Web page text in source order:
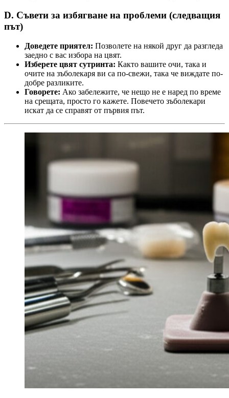
D. Съвети за избягване на проблеми (следващия
път)
Доведете приятел: Позволете на някой друг да разгледа
заедно с вас избора на цвят.
Изберете цвят сутринта: Както вашите очи, така и
очите на зъболекаря ви са по-свежи, така че виждате по-
добре разликите.
Говорете: Ако забележите, че нещо не е наред по време
на срещата, просто го кажете. Повечето зъболекари
искат да се справят от първия път.